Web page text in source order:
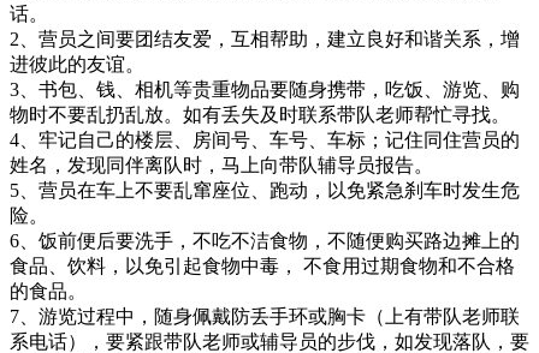
话。
2、营员之间要团结友爱，互相帮助，建立良好和谐关系，增
进彼此的友谊。
3、书包、钱、相机等贵重物品要随身携带，吃饭、游览、购
物时不要乱扔乱放。如有丢失及时联系带队老师帮忙寻找。
4、牢记自己的楼层、房间号、车号、车标；记住同住营员的
姓名，发现同伴离队时，马上向带队辅导员报告。
5、营员在车上不要乱窜座位、跑动，以免紧急刹车时发生危
险。
6、饭前便后要洗手，不吃不洁食物，不随便购买路边摊上的
食品、饮料，以免引起食物中毒， 不食用过期食物和不合格
的食品。
7、游览过程中，随身佩戴防丢手环或胸卡（上有带队老师联
系电话），要紧跟带队老师或辅导员的步伐，如发现落队，要